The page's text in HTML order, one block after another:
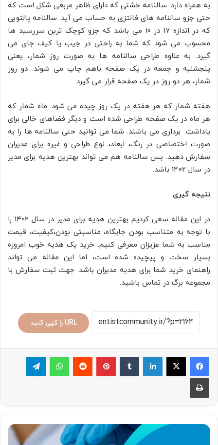
به همراه دارد. سالنامه خشتی که دارای ظاهر مربعی شکل است که
حتی جزو سالنامه های فانتزی به حساب می آید. سالنامه پالتویی
که در اندازه 17 در 10 می باشد که جزو کوچک ترین سررسید ها
محسوب می شود که شما به راحتی در جیب یا کیف جای می
گیرد. به علاوه طراحی سالنامه ها به صورت روز شمار، یعنی
پنجشنبه و جمعه در یک صفحه باهم چاپ می شوند. دو روز
شمار، هر دو روز در یک صفحه قرار می گیرد.
هفته شمار که هر هفته در یک روز چیده می شود. ماه شمار که
هر ماه در یک صفحه طراحی شده است و دیگر فضاهای خالی برای
یاداشت برداری می باشند. شما می توانید حتی سالنامه ها را به
صورت اختصاصی در رنگ، ابعاد، نوع طراحی و غیره برای مدیران
سفارش دهید. پس سالنامه هم می تواند بهترین هدیه برای مدیر
در سال 1402 باشد.
نتیجه گیری
در این مقاله سعی کردیم بهترین هدیه برای مدیر در سال 1402 را
با توجه به متناسب بودن جایگاه، مناسبتی بودن،کیفیت، قیمت
مناسب به شما عزیزان معرفی کنیم. خرید یک هدیه خوب امروزه
بسیار سخت و پیچیده شده است، اما این مقاله می تواند
راهنمای خرید شما برای هدیه مدیران باشد. جهت ثبت سفارش با
مجموعه برگ در تماس باشید.
URL را کپی کنید
لینکدین ‫تامبلر پینترست‫رددیت واتس آپ تلگرام
چاپ
ایمپلنت